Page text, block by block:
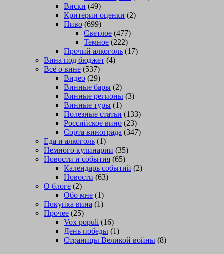
Виски (49)
Критерии оценки (2)
Пиво (699)
Светлое (477)
Темное (222)
Прочий алкоголь (17)
Вина под бюджет (4)
Всё о вине (537)
Видео (29)
Винные бары (2)
Винные регионы (3)
Винные туры (1)
Полезные статьи (133)
Российское вино (23)
Сорта винограда (347)
Еда и алкоголь (1)
Немного кулинарии (35)
Новости и события (65)
Календарь событий (2)
Новости (63)
О блоге (2)
Обо мне (1)
Покупка вина (1)
Прочее (25)
Vox populi (16)
День победы (1)
Страницы Великой войны (8)